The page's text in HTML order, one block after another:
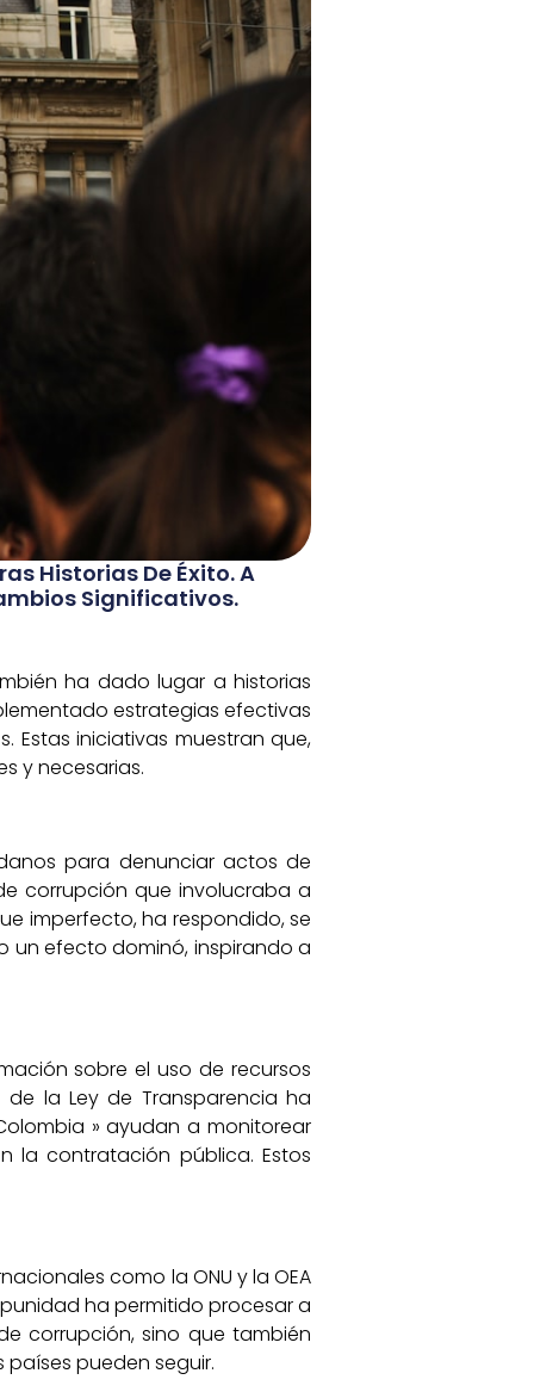
Historias De Éxito. A
Significativos.
ha dado lugar a historias
estrategias efectivas
Estas iniciativas muestran que,
y necesarias.
para denunciar actos de
corrupción que involucraba a
imperfecto, ha respondido, se
un efecto dominó, inspirando a
sobre el uso de recursos
la Ley de Transparencia ha
» ayudan a monitorear
la contratación pública. Estos
como la ONU y la OEA
ha permitido procesar a
corrupción, sino que también
pueden seguir.